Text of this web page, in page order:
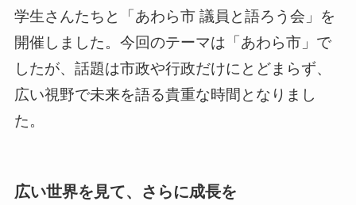
学生さんたちと「あわら市 議員と語ろう会」を
開催しました。今回のテーマは「あわら市」で
したが、話題は市政や行政だけにとどまらず、
広い視野で未来を語る貴重な時間となりまし
た。
広い世界を見て、さらに成長を